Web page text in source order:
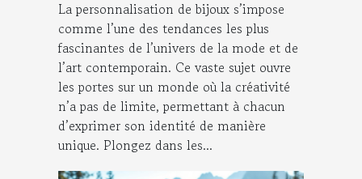
La personnalisation de bijoux s’impose
comme l’une des tendances les plus
fascinantes de l’univers de la mode et de
l’art contemporain. Ce vaste sujet ouvre
les portes sur un monde où la créativité
n’a pas de limite, permettant à chacun
d’exprimer son identité de manière
unique. Plongez dans les...